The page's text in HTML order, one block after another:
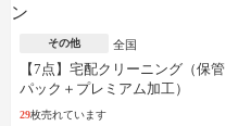
その他 全国
【7点】宅配クリーニング（保管
パック＋プレミアム加工）
29枚売れています